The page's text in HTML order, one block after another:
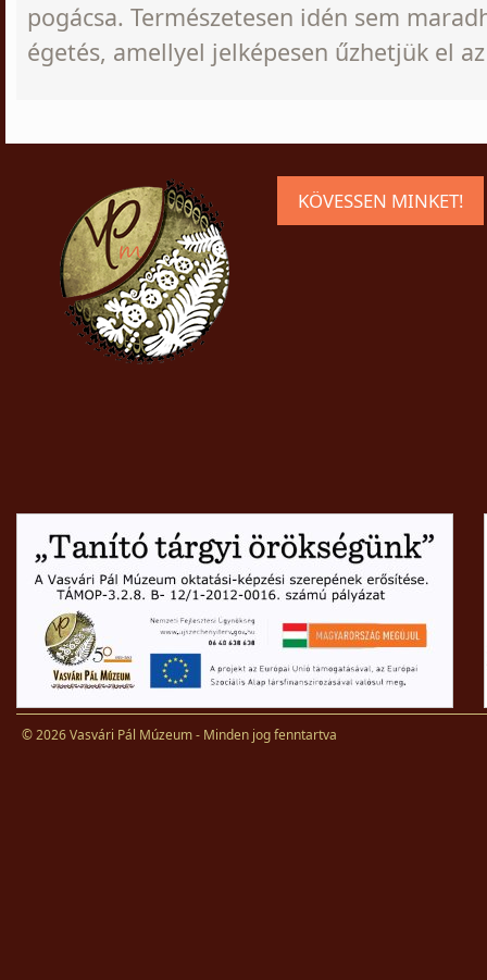
pogácsa. Természetesen idén sem
égetés, amellyel jelképesen űzhetjük el
KÖVESSEN MINKET!
© 2026 Vasvári Pál Múzeum - Minden jog fenntartva